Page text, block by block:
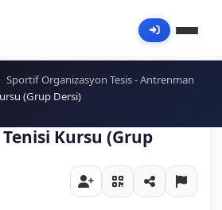
Sportif Organizasyon Tesis - Antrenman
(Grup Dersi)
Kursu (Grup